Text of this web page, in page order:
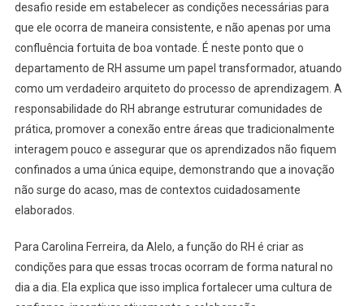
desafio reside em estabelecer as condições necessárias para
que ele ocorra de maneira consistente, e não apenas por uma
confluência fortuita de boa vontade. É neste ponto que o
departamento de RH assume um papel transformador, atuando
como um verdadeiro arquiteto do processo de aprendizagem. A
responsabilidade do RH abrange estruturar comunidades de
prática, promover a conexão entre áreas que tradicionalmente
interagem pouco e assegurar que os aprendizados não fiquem
confinados a uma única equipe, demonstrando que a inovação
não surge do acaso, mas de contextos cuidadosamente
elaborados.
Para Carolina Ferreira, da Alelo, a função do RH é criar as
condições para que essas trocas ocorram de forma natural no
dia a dia. Ela explica que isso implica fortalecer uma cultura de